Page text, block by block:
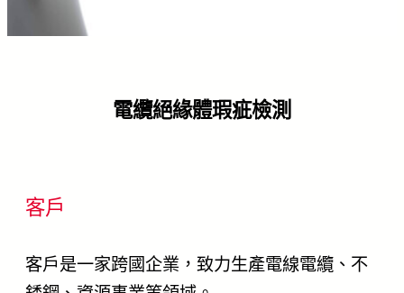
電纜絕緣體瑕疵檢測
客戶
客戶是一家跨國企業，致力生產電線電纜、不